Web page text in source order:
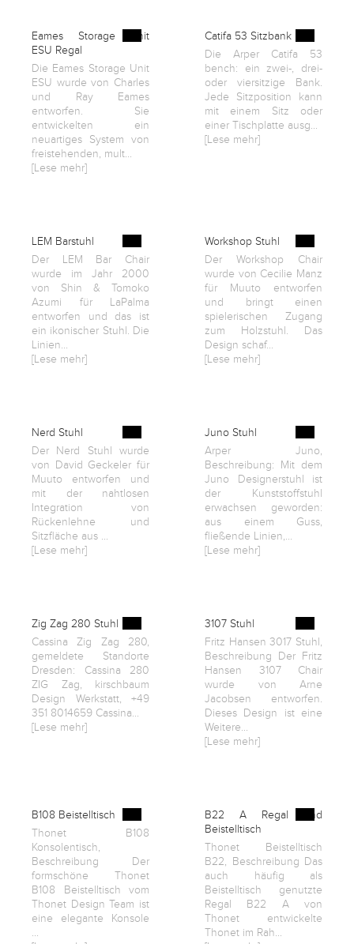
Eames Storage Unit
ESU Regal
Die Eames Storage Unit
ESU wurde von Charles
und Ray Eames
entworfen. Sie
entwickelten ein
neuartiges System von
freistehenden, mult...
[Lese mehr]
Catifa 53 Sitzbank
Die Arper Catifa 53
bench: ein zwei-, drei-
oder viersitzige Bank.
Jede Sitzposition kann
mit einem Sitz oder
einer Tischplatte ausg...
[Lese mehr]
LEM Barstuhl
Der LEM Bar Chair
wurde im Jahr 2000
von Shin & Tomoko
Azumi für LaPalma
entworfen und das ist
ein ikonischer Stuhl. Die
Linien...
[Lese mehr]
Workshop Stuhl
Der Workshop Chair
wurde von Cecilie Manz
für Muuto entworfen
und bringt einen
spielerischen Zugang
zum Holzstuhl. Das
Design schaf...
[Lese mehr]
Nerd Stuhl
Der Nerd Stuhl wurde
von David Geckeler für
Muuto entworfen und
mit der nahtlosen
Integration von
Rückenlehne und
Sitzfläche aus ...
[Lese mehr]
Juno Stuhl
Arper Juno,
Beschreibung: Mit dem
Juno Designerstuhl ist
der Kunststoffstuhl
erwachsen geworden:
aus einem Guss,
fließende Linien,...
[Lese mehr]
Zig Zag 280 Stuhl
Cassina Zig Zag 280,
gemeldete Standorte
Dresden: Cassina 280
ZIG Zag, kirschbaum
Design Werkstatt, +49
351 8014659 Cassina...
[Lese mehr]
3107 Stuhl
Fritz Hansen 3017 Stuhl,
Beschreibung Der Fritz
Hansen 3107 Chair
wurde von Arne
Jacobsen entworfen.
Dieses Design ist eine
Weitere...
[Lese mehr]
B108 Beistelltisch
Thonet B108
Konsolentisch,
Beschreibung Der
formschöne Thonet
B108 Beistelltisch vom
Thonet Design Team ist
eine elegante Konsole
...
B22 A Regal und
Beistelltisch
Thonet Beistelltisch
B22, Beschreibung Das
auch häufig als
Beistelltisch genutzte
Regal B22 A von
Thonet entwickelte
Thonet im Rah...